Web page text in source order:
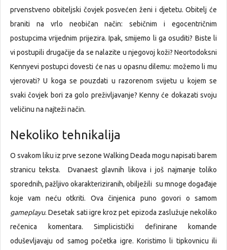
prvenstveno obiteljski čovjek posvećen ženi i djetetu. Obitelj će
braniti na vrlo neobičan način: sebičnim i egocentričnim
postupcima vrijednim prijezira. Ipak, smijemo li ga osuditi? Biste li
vi postupili drugačije da se nalazite u njegovoj koži? Neortodoksni
Kennyevi postupci dovesti će nas u opasnu dilemu: možemo li mu
vjerovati? U koga se pouzdati u razorenom svijetu u kojem se
svaki čovjek bori za golo preživljavanje? Kenny će dokazati svoju
veličinu na najteži način.
Nekoliko tehnikalija
O svakom liku iz prve sezone Walking Deada mogu napisati barem
stranicu teksta. Dvanaest glavnih likova i još najmanje toliko
sporednih, pažljivo okarakteriziranih, obilježili su mnoge događaje
koje vam neću otkriti. Ova činjenica puno govori o samom
gameplayu. Desetak sati igre kroz pet epizoda zaslužuje nekoliko
rečenica komentara. Simplicistički definirane komande
oduševljavaju od samog početka igre. Koristimo li tipkovnicu ili